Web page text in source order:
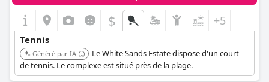
$ +5
Tennis
Généré par IA
Le White Sands Estate dispose d'un court
de tennis. Le complexe est situé près de la plage.